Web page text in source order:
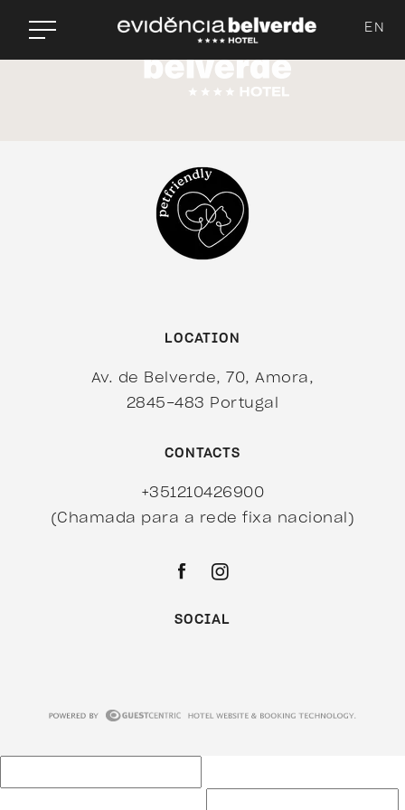
EN
LOCATION
Av. de Belverde, 70, Amora,
2845-483 Portugal
CONTACTS
+351210426900
(Chamada para a rede fixa nacional)
SOCIAL